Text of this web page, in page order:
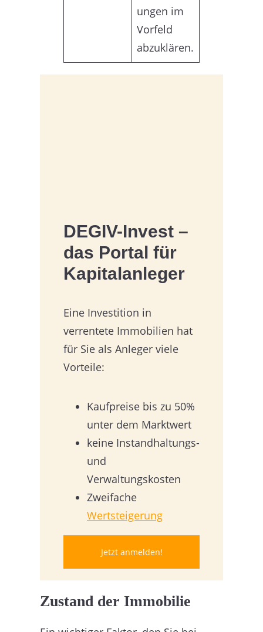
ungen im
Vorfeld
abzuklären.
DEGIV-Invest –
das Portal für
Kapitalanleger
Eine Investition in
verrentete Immobilien hat
für Sie als Anleger viele
Vorteile:
Kaufpreise bis zu 50%
unter dem Marktwert
keine Instandhaltungs-
und
Verwaltungskosten
Zweifache
Wertsteigerung
Jetzt anmelden!
Zustand der Immobilie